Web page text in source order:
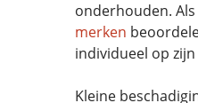
onderhouden. Als
merken
individueel op
Kleine